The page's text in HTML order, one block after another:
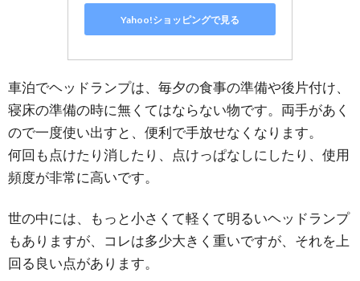
Yahoo!ショッピングで見る
車泊でヘッドランプは、毎夕の食事の準備や後片付け、
寝床の準備の時に無くてはならない物です。両手があく
ので一度使い出すと、便利で手放せなくなります。
何回も点けたり消したり、点けっぱなしにしたり、使用
頻度が非常に高いです。
世の中には、もっと小さくて軽くて明るいヘッドランプ
もありますが、コレは多少大きく重いですが、それを上
回る良い点があります。